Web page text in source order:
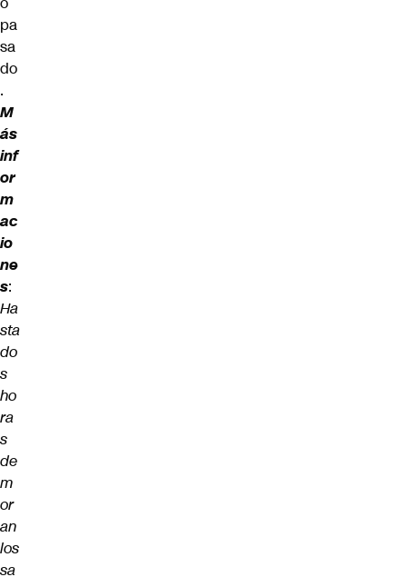
pa
sa
do
.
M
ás
inf
or
m
ac
io
ne
s:
Ha
sta
do
s
ho
ra
s
de
m
or
an
los
sa